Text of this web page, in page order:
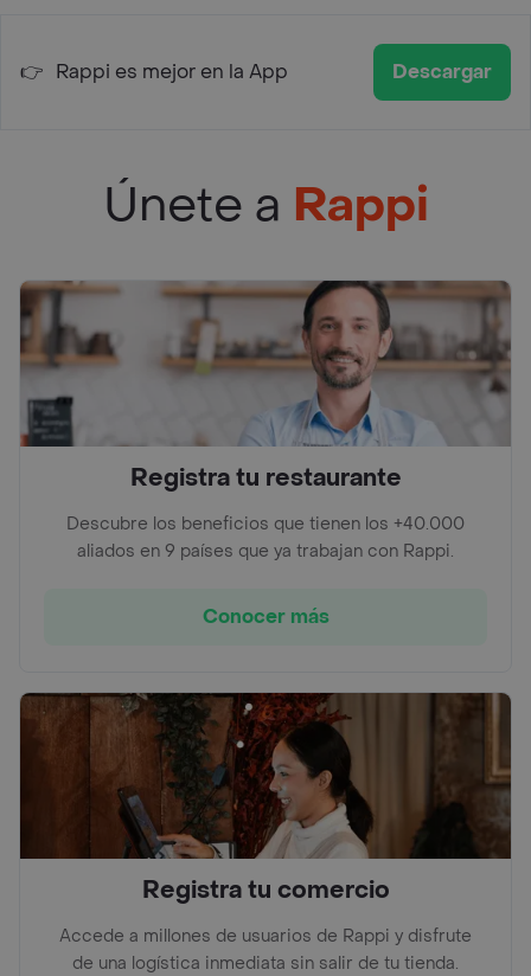
👉 Rappi es mejor en la App Descargar
Únete a Rappi
Registra tu restaurante
Descubre los beneficios que tienen los +40.000
aliados en 9 países que ya trabajan con Rappi.
Conocer más
Registra tu comercio
Accede a millones de usuarios de Rappi y disfrute
de una logística inmediata sin salir de tu tienda.